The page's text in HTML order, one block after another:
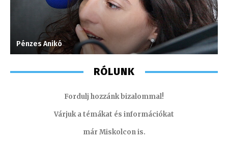
Pénzes Anikó
RÓLUNK
Fordulj hozzánk bizalommal!
Várjuk a témákat és információkat
már Miskolcon is.